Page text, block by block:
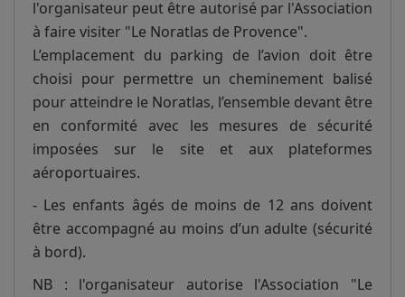
l'organisateur peut être autorisé par l'Association
à faire visiter "Le Noratlas de Provence".
L’emplacement du parking de l’avion doit être
choisi pour permettre un cheminement balisé
pour atteindre le Noratlas, l’ensemble devant être
en conformité avec les mesures de sécurité
imposées sur le site et aux plateformes
aéroportuaires.
- Les enfants âgés de moins de 12 ans doivent
être accompagné au moins d’un adulte (sécurité
à bord).
NB : l'organisateur autorise l'Association "Le